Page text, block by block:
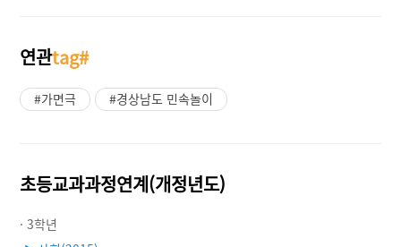
연관tag#
#가면극 #경상남도 민속놀이
초등교과과정연계(개정년도)
· 3학년